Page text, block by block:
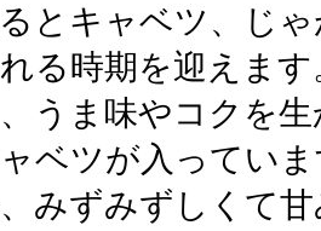
とキャベツ、じ
る時期を迎えま
うま味やコクを
ベツが入ってい
みずみずしくて